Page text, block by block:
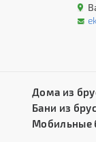
Дома из
Бани из
Мобильные